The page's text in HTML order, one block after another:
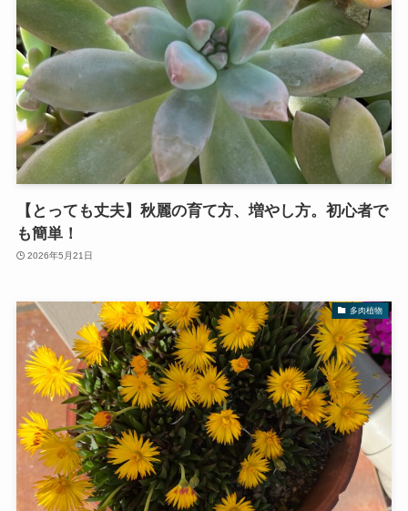
【とっても丈夫】秋麗の育て方、増やし方。初心者で
も簡単！
2026年5月21日
多肉植物